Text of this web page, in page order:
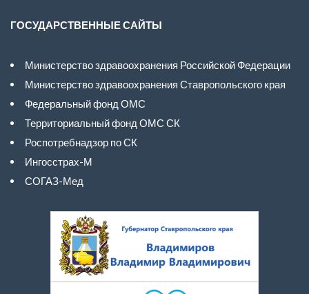
ГОСУДАРСТВЕННЫЕ САЙТЫ
Министерство здравоохранения Российской Федерации
Министерство здравоохранения Ставропольского края
Федеральный фонд ОМС
Территориальный фонд ОМС СК
Роспотребнадзор по СК
Ингосстрах-М
СОГАЗ-Мед